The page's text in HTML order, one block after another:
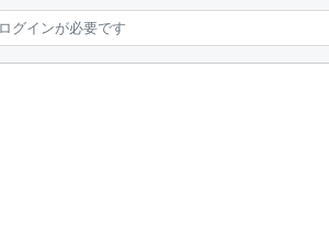
グインが必要です